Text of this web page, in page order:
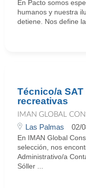
En Pacto somos
humanos y nuestra
detiene. Nos define
Técnico/a
recreativas
IMAN GLOBAL
Las Palmas 02/
En IMAN Global
selección, nos
Administrativo/a
Sóller ...